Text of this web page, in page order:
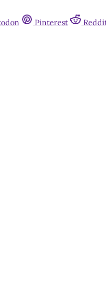
Pinterest